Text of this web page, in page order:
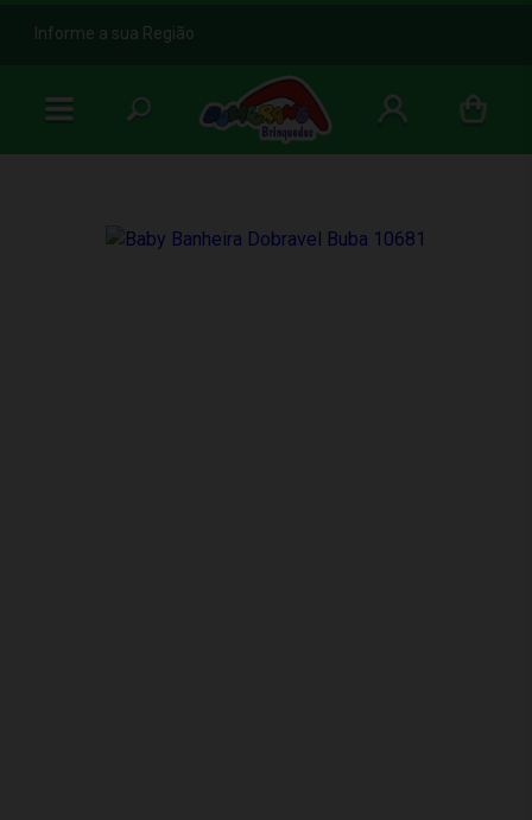
b
Informe a sua Região